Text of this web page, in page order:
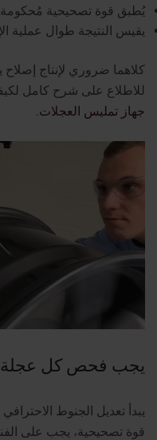
يُطبق قوة تصحيحية مُحكومة
يقيس النتيجة طوال عملية
كلاهما ضروري لإنتاج
للاطلاع على شرح كامل
جهاز تمليس العجلات.
يجب فحص كل عجلة
يبدأ تعديل الجنوط
قوة تصحيحية، يجب على